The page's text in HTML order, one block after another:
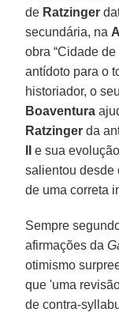
de Ratzinger
secundária, na
obra “Cidade
antídoto para o
historiador, o
Boaventura
Ratzingerda
e sua
salientou desde
de uma correta
Sempre
afirmações da
otimismo
que 'uma
de contra-